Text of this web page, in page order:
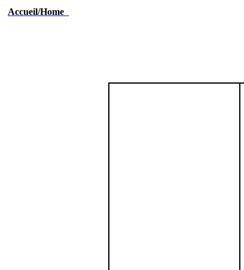
Accueil/Home